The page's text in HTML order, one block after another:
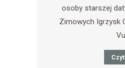
osoby starszej
Zimowych Igrzysk